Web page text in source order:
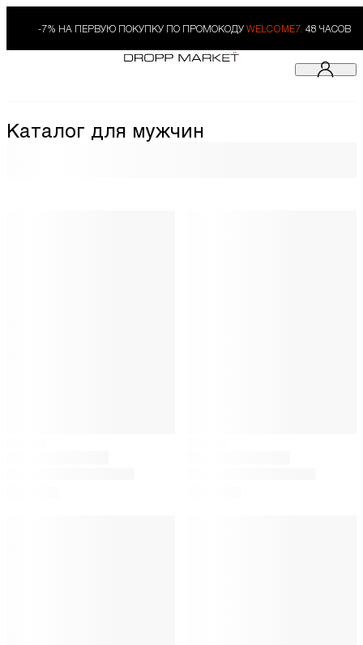
-7% НА ПЕРВУЮ ПОКУПКУ ПО ПРОМОКОДУ WELCOME7. 48 ЧАСОВ
Каталог для мужчин